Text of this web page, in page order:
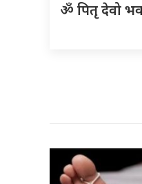
ॐ पितृ देवो